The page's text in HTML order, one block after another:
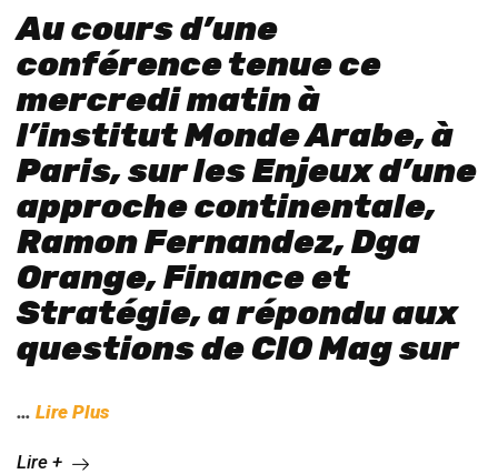
Au cours d’une
conférence tenue ce
mercredi matin à
l’institut Monde Arabe, à
Paris, sur les Enjeux d’une
approche continentale,
Ramon Fernandez, Dga
Orange, Finance et
Stratégie, a répondu aux
questions de CIO Mag sur
… Lire Plus
Lire +